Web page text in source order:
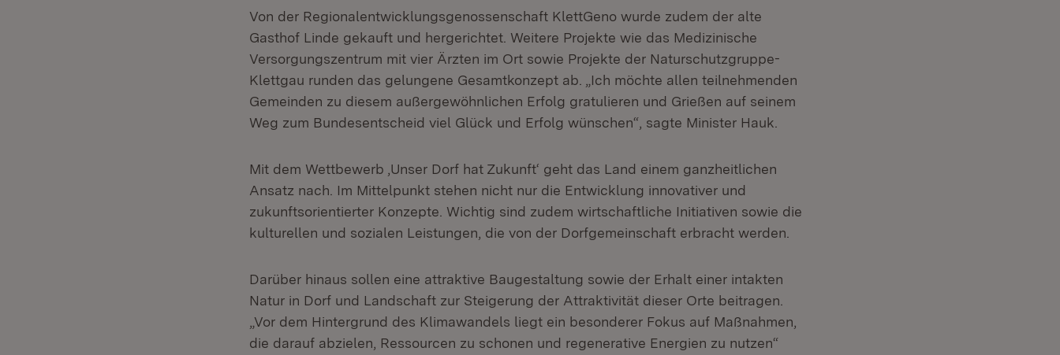
Von der Regionalentwicklungsgenossenschaft KlettGeno wurde zudem der alte
Gasthof Linde gekauft und hergerichtet. Weitere Projekte wie das Medizinische
Versorgungszentrum mit vier Ärzten im Ort sowie Projekte der Naturschutzgruppe-
Klettgau runden das gelungene Gesamtkonzept ab. „Ich möchte allen teilnehmenden
Gemeinden zu diesem außergewöhnlichen Erfolg gratulieren und Grießen auf seinem
Weg zum Bundesentscheid viel Glück und Erfolg wünschen“, sagte Minister Hauk.
Mit dem Wettbewerb ‚Unser Dorf hat Zukunft‘ geht das Land einem ganzheitlichen
Ansatz nach. Im Mittelpunkt stehen nicht nur die Entwicklung innovativer und
zukunftsorientierter Konzepte. Wichtig sind zudem wirtschaftliche Initiativen sowie die
kulturellen und sozialen Leistungen, die von der Dorfgemeinschaft erbracht werden.
Darüber hinaus sollen eine attraktive Baugestaltung sowie der Erhalt einer intakten
Natur in Dorf und Landschaft zur Steigerung der Attraktivität dieser Orte beitragen.
„Vor dem Hintergrund des Klimawandels liegt ein besonderer Fokus auf Maßnahmen,
die darauf abzielen, Ressourcen zu schonen und regenerative Energien zu nutzen“